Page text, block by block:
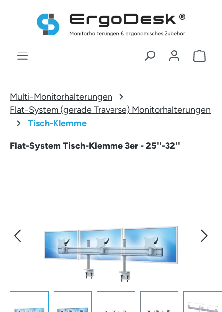
Zum Hauptinhalt springen
Multi-Monitorhalterungen
Flat-System (gerade Traverse) Monitorhalterungen
Tisch-Klemme
Flat-System Tisch-Klemme 3er - 25''-32''